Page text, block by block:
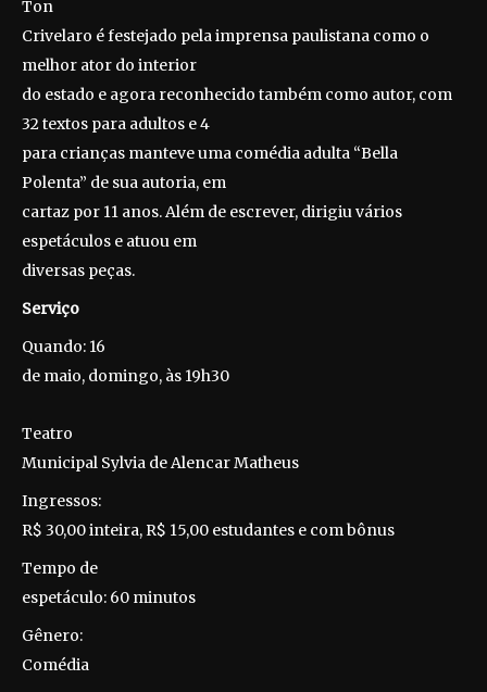
Ton
Crivelaro é festejado pela imprensa paulistana como o
melhor ator do interior
do estado e agora reconhecido também como autor, com
32 textos para adultos e 4
para crianças manteve uma comédia adulta “Bella
Polenta” de sua autoria, em
cartaz por 11 anos. Além de escrever, dirigiu vários
espetáculos e atuou em
diversas peças.
Serviço
Quando: 16
de maio, domingo, às 19h30
Teatro
Municipal Sylvia de Alencar Matheus
Ingressos:
R$ 30,00 inteira, R$ 15,00 estudantes e com bônus
Tempo de
espetáculo: 60 minutos
Gênero:
Comédia